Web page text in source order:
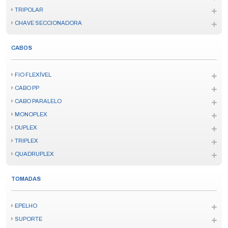
TRIPOLAR
CHAVE SECCIONADORA
CABOS
FIO FLEXÍVEL
CABO PP
CABO PARALELO
MONOPLEX
DUPLEX
TRIPLEX
QUADRUPLEX
TOMADAS
EPELHO
SUPORTE